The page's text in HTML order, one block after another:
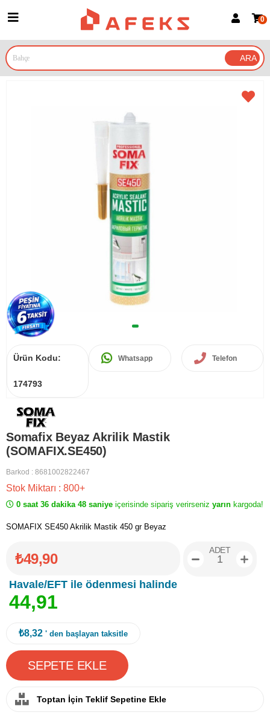
Google İle Bağlan
0
Ürün Kodu:
174793
Whatsapp Telefon
Somafix Beyaz Akrilik Mastik
(SOMAFIX.SE450)
Barkod : 8681002822467
Stok Miktarı : 800+
0 saat 36 dakika 48 saniye içerisinde sipariş verirseniz yarın kargoda!
SOMAFIX SE450 Akrilik Mastik 450 gr Beyaz
₺49,90
Havale/EFT ile ödenmesi halinde
44,91
ADET
₺8,32 ' den başlayan taksitle
Toptan İçin Teklif Sepetine Ekle